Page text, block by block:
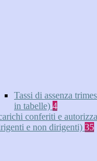
Tassi di assenza
in tabelle) 4
conferiti e
e non dirigenti) 35